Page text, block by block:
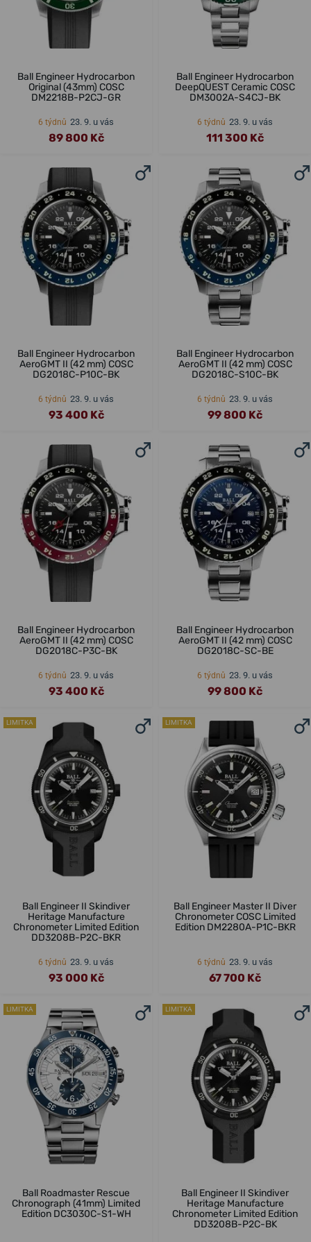
Ball Engineer Hydrocarbon
Original (43mm) COSC
DM2218B-P2CJ-GR
6 týdnů 23. 9. u vás
89 800 Kč
Ball Engineer Hydrocarbon
DeepQUEST Ceramic COSC
DM3002A-S4CJ-BK
6 týdnů 23. 9. u vás
111 300 Kč
Ball Engineer Hydrocarbon
AeroGMT II (42 mm) COSC
DG2018C-P10C-BK
6 týdnů 23. 9. u vás
93 400 Kč
Ball Engineer Hydrocarbon
AeroGMT II (42 mm) COSC
DG2018C-S10C-BK
6 týdnů 23. 9. u vás
99 800 Kč
Ball Engineer Hydrocarbon
AeroGMT II (42 mm) COSC
DG2018C-P3C-BK
6 týdnů 23. 9. u vás
93 400 Kč
Ball Engineer Hydrocarbon
AeroGMT II (42 mm) COSC
DG2018C-SC-BE
6 týdnů 23. 9. u vás
99 800 Kč
LIMITKA
Ball Engineer II Skindiver
Heritage Manufacture
Chronometer Limited Edition
DD3208B-P2C-BKR
6 týdnů 23. 9. u vás
93 000 Kč
LIMITKA
Ball Engineer Master II Diver
Chronometer COSC Limited
Edition DM2280A-P1C-BKR
6 týdnů 23. 9. u vás
67 700 Kč
LIMITKA
Ball Roadmaster Rescue
Chronograph (41mm) Limited
Edition DC3030C-S1-WH
LIMITKA
Ball Engineer II Skindiver
Heritage Manufacture
Chronometer Limited Edition
DD3208B-P2C-BK